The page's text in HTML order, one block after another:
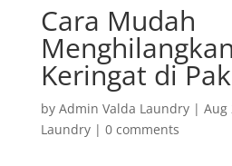
Cara Mudah
Keringat di
by Admin Valda Laundry| Aug
Laundry| 0 comments